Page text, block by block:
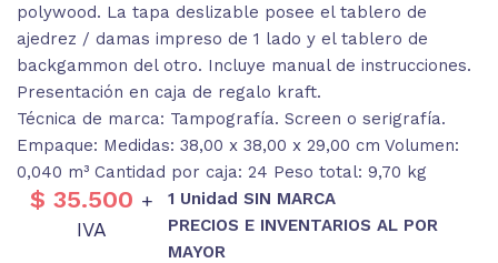
polywood. La tapa deslizable posee el tablero de
ajedrez / damas impreso de 1 lado y el tablero de
backgammon del otro. Incluye manual de instrucciones.
Presentación en caja de regalo kraft.
Técnica de marca: Tampografía. Screen o serigrafía.
Empaque: Medidas: 38,00 x 38,00 x 29,00 cm Volumen:
0,040 m³ Cantidad por caja: 24 Peso total: 9,70 kg
$ 35.500 +
IVA
1 Unidad SIN MARCA
PRECIOS E INVENTARIOS AL POR
MAYOR